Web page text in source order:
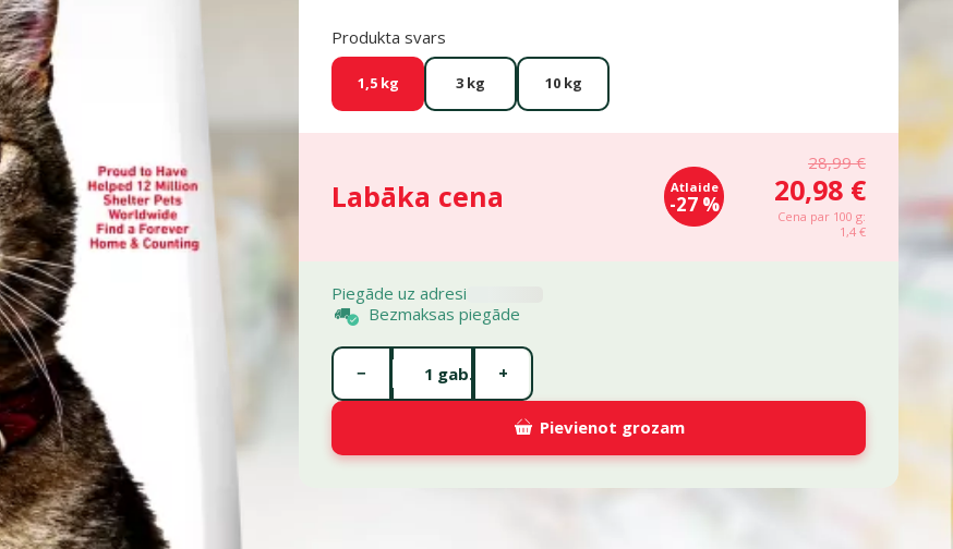
Produkta svars
1,5 kg 3 kg 10 kg
Labāka cena Atlaide
-27 %
28,99 €
20,98 €
Cena par 100 g:
1,4 €
Piegāde uz adresi
Bezmaksas piegāde
gab.
− +
Pievienot grozam